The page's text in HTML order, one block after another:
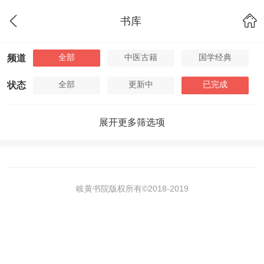
书库
频道 全部 中医古籍 国学经典
状态 全部 更新中 已完成
展开更多筛选项
岐黄书院版权所有©2018-2019